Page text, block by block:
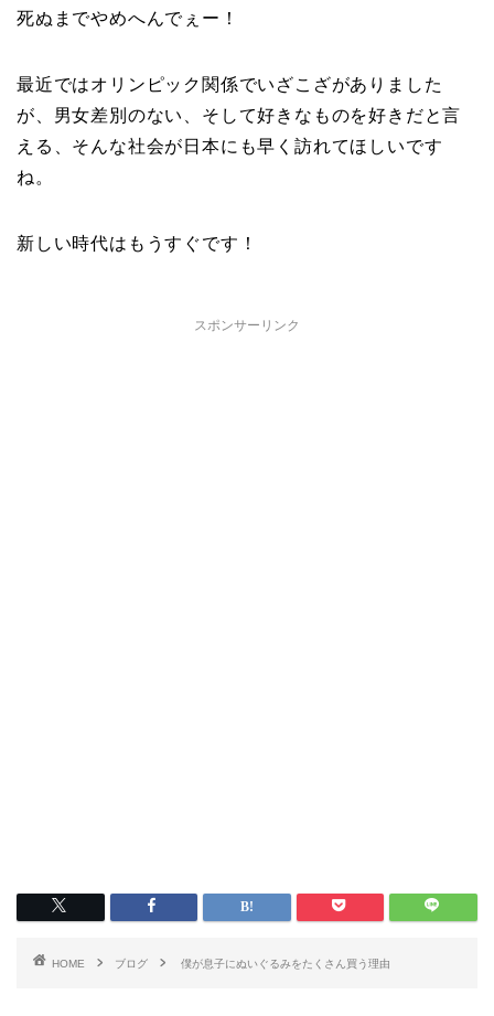
死ぬまでやめへんでぇー！
最近ではオリンピック関係でいざこざがありました
が、男女差別のない、そして好きなものを好きだと言
える、そんな社会が日本にも早く訪れてほしいです
ね。
新しい時代はもうすぐです！
スポンサーリンク
HOME ブログ 僕が息子にぬいぐるみをたくさん買う理由